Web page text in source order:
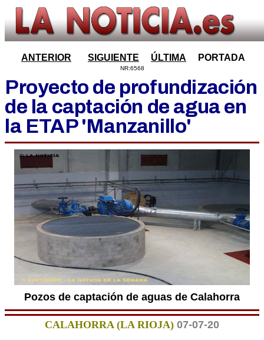
ANTERIOR SIGUIENTE ÚLTIMA PORTADA
NR:6568
Proyecto de profundización
de la captación de agua en
la ETAP 'Manzanillo'
Pozos de captación de aguas de Calahorra
CALAHORRA (LA RIOJA) 07-07-20